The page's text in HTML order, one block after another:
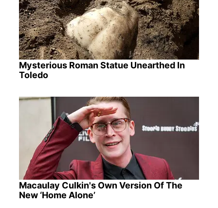
Mysterious Roman Statue Unearthed In
Toledo
Macaulay Culkin's Own Version Of The
New ‘Home Alone’